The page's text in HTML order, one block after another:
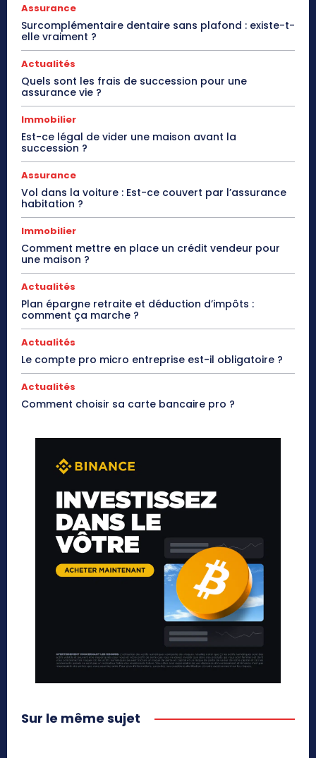
Assurance
Surcomplémentaire dentaire sans plafond : existe-t-
elle vraiment ?
Actualités
Quels sont les frais de succession pour une
assurance vie ?
Immobilier
Est-ce légal de vider une maison avant la
succession ?
Assurance
Vol dans la voiture : Est-ce couvert par l’assurance
habitation ?
Immobilier
Comment mettre en place un crédit vendeur pour
une maison ?
Actualités
Plan épargne retraite et déduction d’impôts :
comment ça marche ?
Actualités
Le compte pro micro entreprise est-il obligatoire ?
Actualités
Comment choisir sa carte bancaire pro ?
Sur le même sujet